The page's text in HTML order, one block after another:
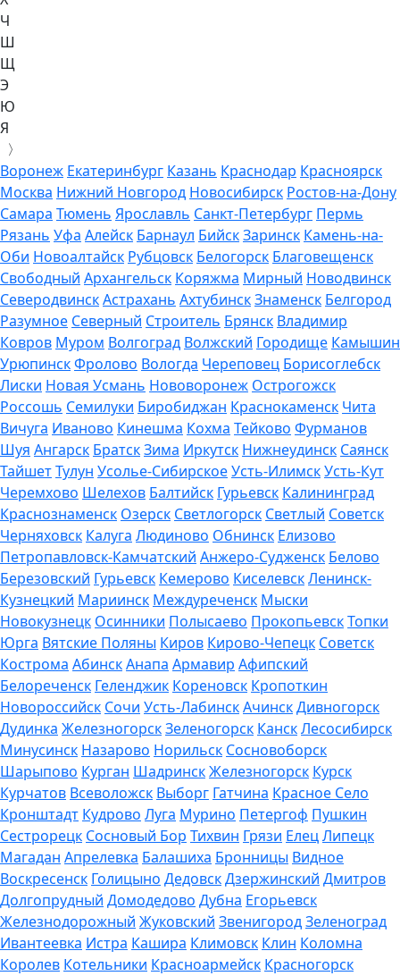
Ч
Ш
Щ
Э
Ю
Я
〉
Воронеж Екатеринбург Казань Краснодар Красноярск
Москва Нижний Новгород Новосибирск Ростов-на-Дону
Самара Тюмень Ярославль Санкт-Петербург Пермь
Рязань Уфа Алейск Барнаул БийскЗаринск Камень-на-
Оби Новоалтайск Рубцовск Белогорск Благовещенск
Свободный Архангельск Коряжма Мирный Новодвинск
СеверодвинскАстрахань АхтубинскЗнаменск Белгород
Разумное Северный Строитель Брянск Владимир
Ковров Муром Волгоград Волжский Городище Камышин
УрюпинскФролово Вологда Череповец Борисоглебск
Лиски Новая Усмань Нововоронеж Острогожск
Россошь Семилуки Биробиджан Краснокаменск Чита
Вичуга Иваново Кинешма Кохма Тейково Фурманов
Шуя Ангарск БратскЗима Иркутск Нижнеудинск Саянск
ТайшетТулун Усолье-СибирскоеУсть-ИлимскУсть-Кут
Черемхово Шелехов Балтийск Гурьевск Калининград
Краснознаменск Озерск Светлогорск Светлый Советск
Черняховск Калуга Людиново Обнинск Елизово
Петропавловск-Камчатский Анжеро-Судженск Белово
Березовский Гурьевск Кемерово КиселевскЛенинск-
Кузнецкий Мариинск Междуреченск Мыски
Новокузнецк Осинники Полысаево ПрокопьевскТопки
Юрга Вятские Поляны Киров Кирово-Чепецк Советск
Кострома АбинскАнапа Армавир Афипский
Белореченск Геленджик Кореновск Кропоткин
Новороссийск Сочи Усть-ЛабинскАчинскДивногорск
Дудинка ЖелезногорскЗеленогорск КанскЛесосибирск
Минусинск Назарово Норильск Сосновоборск
Шарыпово Курган ШадринскЖелезногорск Курск
Курчатов Всеволожск Выборг Гатчина Красное Село
Кронштадт Кудрово Луга Мурино Петергоф Пушкин
Сестрорецк Сосновый Бор Тихвин Грязи ЕлецЛипецк
Магадан Апрелевка Балашиха Бронницы Видное
Воскресенск Голицыно ДедовскДзержинский Дмитров
Долгопрудный Домодедово Дубна Егорьевск
Железнодорожный Жуковский ЗвенигородЗеленоград
Ивантеевка Истра Кашира Климовск Клин Коломна
Королев Котельники Красноармейск Красногорск